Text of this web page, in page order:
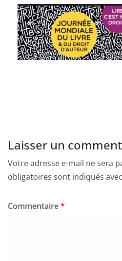
Laisser un
Votre adresse e-mail ne sera
obligatoires sont indiqués avec
Commentaire*